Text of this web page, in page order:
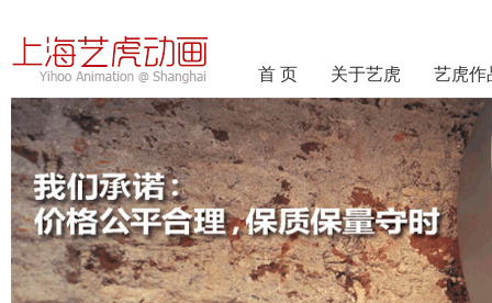
首 页 关于艺虎 艺虎作